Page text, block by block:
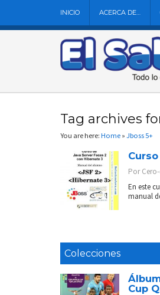
INICIO ACERCA DE…
Tag archives
You are here: Home » Jboss 5+
Por
En este
manual
Colecciones
Cup